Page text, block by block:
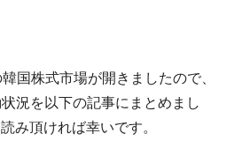
れている。6カ月で対前年同期比
大使スティールが着韓！⇒ さっそ
行け！」「極右勢力」のプラカー
力」
国株式市場が開きましたので、
況を以下の記事にまとめまし
み頂ければ幸いです。